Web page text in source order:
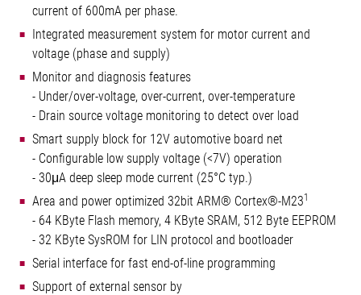
current of 600mA per phase.
Integrated measurement system for motor current and
voltage (phase and supply)
Monitor and diagnosis features
- Under/over-voltage, over-current, over-temperature
- Drain source voltage monitoring to detect over load
Smart supply block for 12V automotive board net
- Configurable low supply voltage (<7V) operation
- 30μA deep sleep mode current (25°C typ.)
Area and power optimized 32bit ARM® Cortex®-M231
- 64 KByte Flash memory, 4 KByte SRAM, 512 Byte EEPROM
- 32 KByte SysROM for LIN protocol and bootloader
Serial interface for fast end-of-line programming
Support of external sensor by